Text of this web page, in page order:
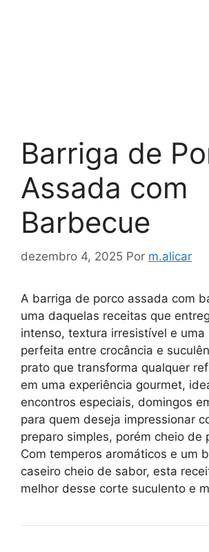
Barriga de
Assada com
Barbecue
dezembro 4, 2025 Por m.alicar
A barriga de porco assada com
uma daquelas receitas que
intenso, textura irresistível e uma
perfeita entre crocância e
prato que transforma qualquer
em uma experiência gourmet,
encontros especiais, domingos
para quem deseja impressionar
preparo simples, porém cheio de
Com temperos aromáticos e um
caseiro cheio de sabor, esta
melhor desse corte suculento e